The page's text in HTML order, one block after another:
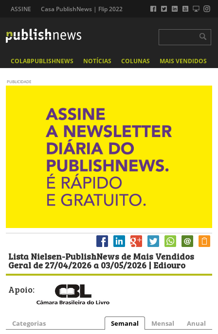
ASSINE Casa PublishNews | Flip 2022
COLABPUBLISHNEWS NOTÍCIAS COLUNAS MAIS VENDIDOS
PUBLICIDADE
Lista Nielsen-PublishNews de Mais Vendidos
Geral de 27/04/2026 a 03/05/2026 | Ediouro
Apoio:
Categorias Semanal Mensal Anual